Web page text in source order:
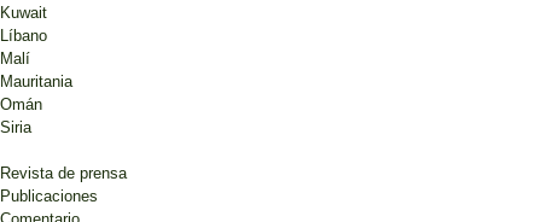
Kuwait
Líbano
Malí
Mauritania
Omán
Siria
Revista de prensa
Publicaciones